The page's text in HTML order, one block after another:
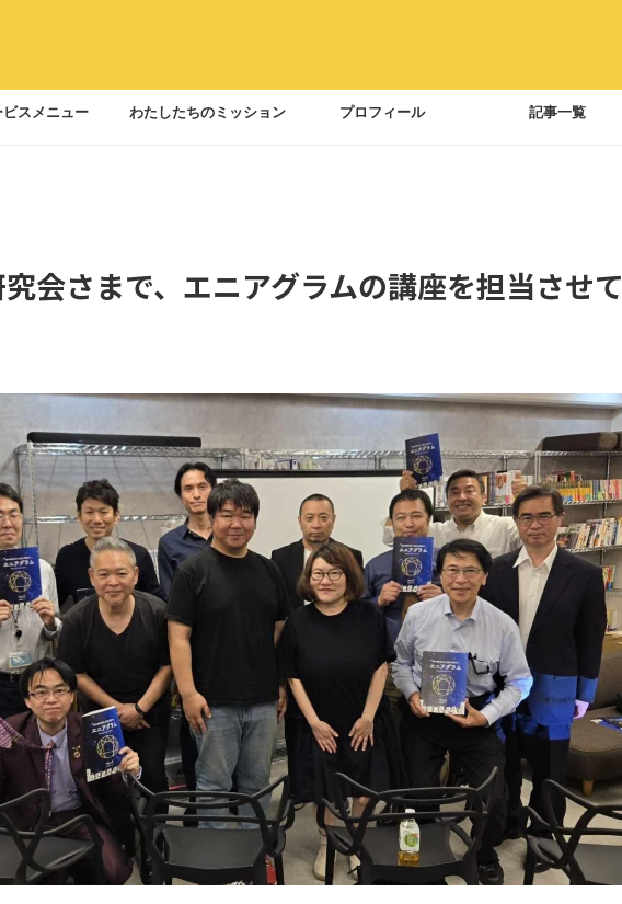
ビスメニュー わたしたちのミッション プロフィール 記事一覧
会さまで、エニアグラムの講座を担当させて